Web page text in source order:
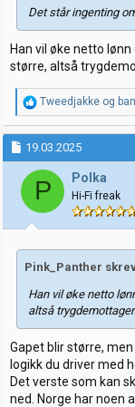
Det står ingenting
Han vil øke netto
større, altså
R
e
a
k
s
j
o
e
r
Tweedjakke og
19.03.2025
P Polka
Hi-Fi freak
Pink_Panther
Han vil øke netto
altså
Gapet blir større,
logikk du driver med
Det verste som kan
ned. Norge har noen